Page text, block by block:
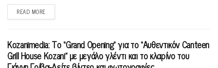
READ MORE
Kozanimedia: Το “Grand Opening” για το “Aυθεντικόν Canteen
Grill House Kozani” με μεγάλο γλέντι και το κλαρίνο του